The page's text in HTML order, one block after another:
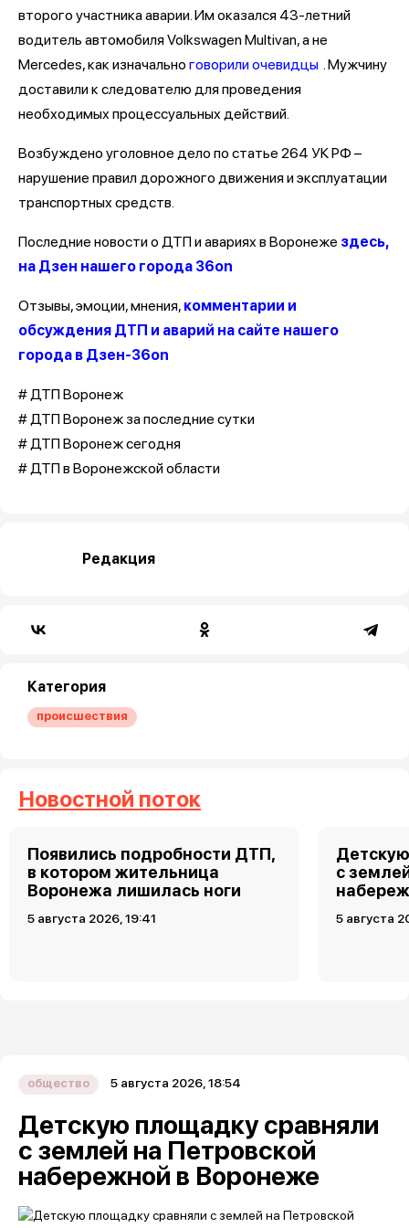
второго участника аварии. Им оказался 43-летний
водитель автомобиля Volkswagen Multivan, а не
Mercedes, как изначально говорили очевидцы . Мужчину
доставили к следователю для проведения
необходимых процессуальных действий.
Возбуждено уголовное дело по статье 264 УК РФ –
нарушение правил дорожного движения и эксплуатации
транспортных средств.
Последние новости о ДТП и авариях в Воронеже здесь,
на Дзен нашего города 36on
Отзывы, эмоции, мнения, комментарии и
обсуждения ДТП и аварий на сайте нашего
города в Дзен-36on
# ДТП Воронеж
# ДТП Воронеж за последние сутки
# ДТП Воронеж сегодня
# ДТП в Воронежской области
Редакция
Категория
происшествия
Новостной поток
Появились подробности ДТП,
в котором жительница
Воронежа лишилась ноги
5 августа 2026, 19:41
с
5 августа
общество 5 августа 2026, 18:54
Детскую площадку сравняли
с землей на Петровской
набережной в Воронеже